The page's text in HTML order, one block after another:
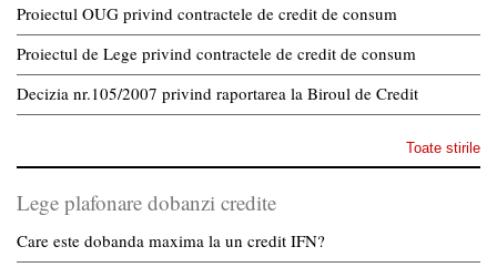
Proiectul OUG privind contractele de credit de consum
Proiectul de Lege privind contractele de credit de consum
Decizia nr.105/2007 privind raportarea la Biroul de Credit
Toate stirile
Lege plafonare dobanzi credite
Care este dobanda maxima la un credit IFN?